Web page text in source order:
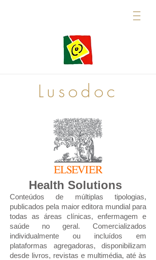
Lusodoc
Health Solutions
Conteúdos de múltiplas tipologias,
publicados pela maior editora mundial para
todas as áreas clínicas, enfermagem e
saúde no geral. Comercializados
individualmente ou incluídos em
plataformas agregadoras, disponibilizam
desde livros, revistas e multimédia, até às